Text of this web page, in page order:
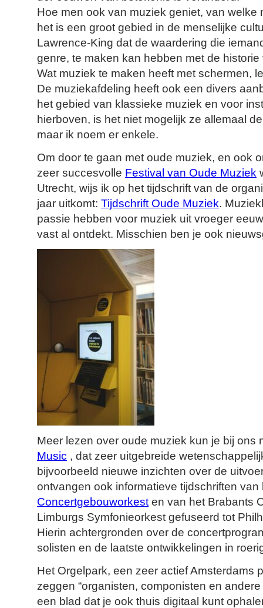
Hoe men ook van muziek geniet, van welke
het is een groot gebied in de menselijke
Lawrence-King dat de waardering die
genre, te maken kan hebben met de historie
Wat muziek te maken heeft met schermen,
De muziekafdeling heeft ook een divers
het gebied van klassieke muziek en voor
hierboven, is het niet mogelijk ze allemaal
maar ik noem er enkele.
Om door te gaan met oude muziek, en ook
zeer succesvolle Festival van Oude Muziek
Utrecht, wijs ik op het tijdschrift van de
jaar uitkomt: Tijdschrift Oude Muziek.
passie hebben voor muziek uit vroeger
vast al ontdekt. Misschien ben je ook
Meer lezen over oude muziek kun je bij ons
Music , dat zeer uitgebreide
bijvoorbeeld nieuwe inzichten over de
ontvangen ook informatieve tijdschriften
Concertgebouworkest en van het Brabants
Limburgs Symfonieorkest gefuseerd tot
Hierin achtergronden over de
solisten en de laatste ontwikkelingen in
Het Orgelpark, een zeer actief Amsterdams
zeggen “organisten, componisten en
een blad dat je ook thuis digitaal kunt